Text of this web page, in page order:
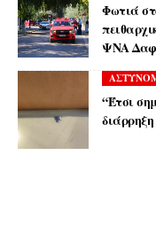
Φωτιά
ΨΝΑ
“Έτσι